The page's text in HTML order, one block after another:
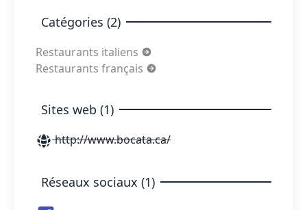
Catégories (2)
Restaurants italiens
Restaurants français
Sites web (1)
http://www.bocata.ca/
Réseaux sociaux (1)